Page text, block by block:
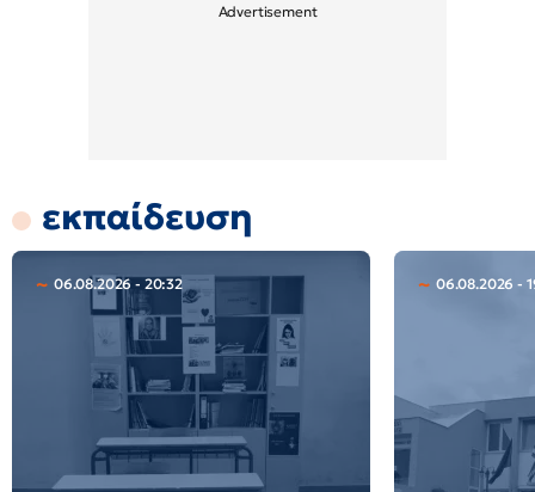
εκπαίδευση
06.08.2026 - 20:32 06.08.2026 -